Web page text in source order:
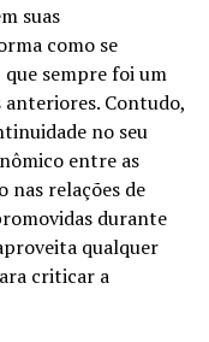
suas
como se
sempre foi um
Contudo,
no seu
entre as
relações de
durante
qualquer
criticar a